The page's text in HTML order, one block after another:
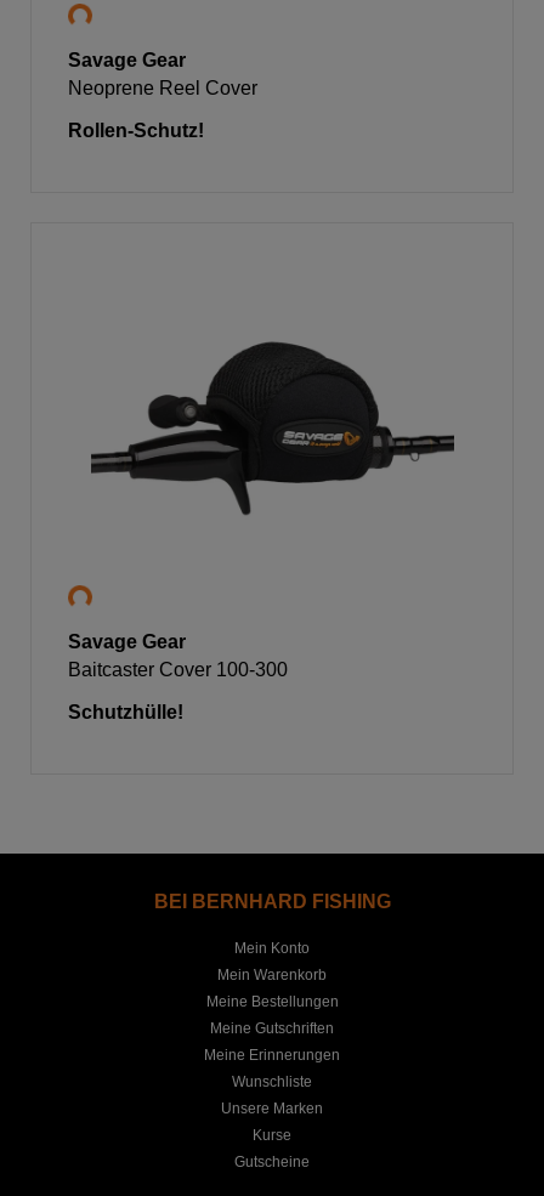
Savage Gear
Neoprene Reel Cover
Rollen-Schutz!
Savage Gear
Baitcaster Cover 100-300
Schutzhülle!
BEI BERNHARD FISHING
Mein Konto
Mein Warenkorb
Meine Bestellungen
Meine Gutschriften
Meine Erinnerungen
Wunschliste
Unsere Marken
Kurse
Gutscheine